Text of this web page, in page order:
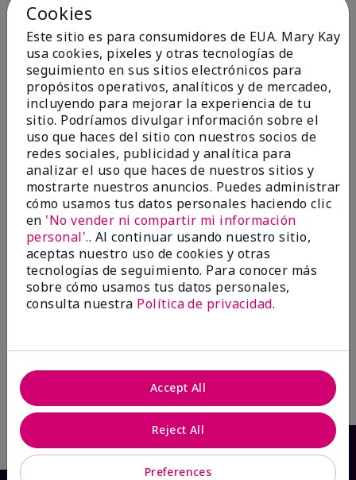
Quizás también te guste
TimeWise® Matte 3D
Foundation
Light 1​ (subtonos rosados
fríos)
$28.00
TimeWise® Luminous 3D
Foundation
Light 1​ (subtonos rosados
fríos)
$28.00
Escribe la primera opinión
Cookies
Este sitio es para consumidores de EUA. Mary Kay
usa cookies, pixeles y otras tecnologías de
seguimiento en sus sitios electrónicos para
propósitos operativos, analíticos y de mercadeo,
incluyendo para mejorar la experiencia de tu
sitio. Podríamos divulgar información sobre el
uso que haces del sitio con nuestros socios de
redes sociales, publicidad y analítica para
analizar el uso que haces de nuestros sitios y
mostrarte nuestros anuncios. Puedes administrar
cómo usamos tus datos personales haciendo clic
en 'No vender ni compartir mi información
personal'.. Al continuar usando nuestro sitio,
aceptas nuestro uso de cookies y otras
tecnologías de seguimiento. Para conocer más
sobre cómo usamos tus datos personales,
consulta nuestra Política de privacidad.
Preferences
Reject All
Accept All